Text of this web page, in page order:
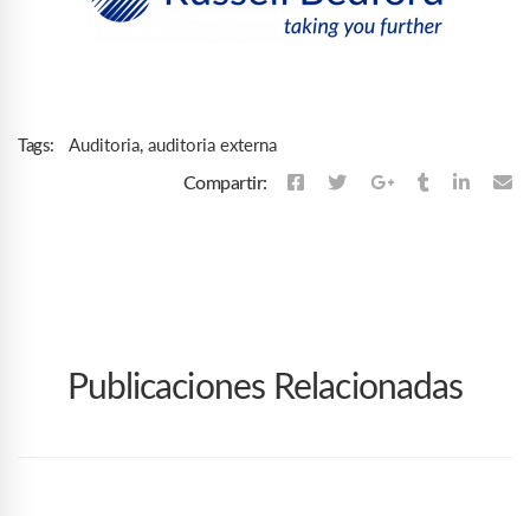
Tags: Auditoria, auditoria externa
Compartir:
Publicaciones Relacionadas